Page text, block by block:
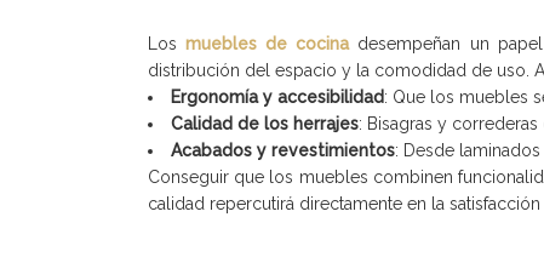
Losmuebles de cocinadesempeñan un
distribución del espacio y la comodidad de uso.
Ergonomía y accesibilidad: Que los muebles
Calidad de los herrajes: Bisagras y
Acabados y revestimientos: Desde
Conseguir que los muebles combinen
calidad repercutirá directamente en la